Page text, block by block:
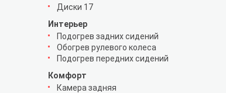
Диски 17
Интерьер
Подогрев задних сидений
Обогрев рулевого колеса
Подогрев передних сидений
Комфорт
Камера задняя